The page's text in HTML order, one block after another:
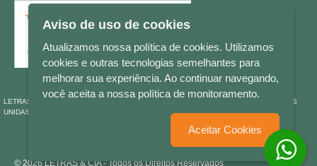
LETRAS & CIA - CNPJ n° 88.587.548/0001-20 - Térreo Bourbon Shopping - AV. NAÇÕES
UNIDAS , 2001 - Lojas 1064/1065 - RIO BRANCO - - NOVO HAMBURGO - RS
© 2026 LETRAS & CIA - Todos os Direitos Reservados
Aviso de uso de cookies
Atualizamos nossa política de cookies. Utilizamos
cookies e outras tecnologias semelhantes para
melhorar sua experiência. Ao continuar navegando,
você aceita a nossa política de monitoramento.
Aceitar Cookies